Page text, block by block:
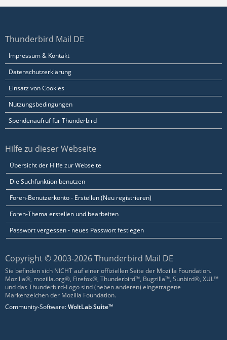
Thunderbird Mail DE
Impressum & Kontakt
Datenschutzerklärung
Einsatz von Cookies
Nutzungsbedingungen
Spendenaufruf für Thunderbird
Hilfe zu dieser Webseite
Übersicht der Hilfe zur Webseite
Die Suchfunktion benutzen
Foren-Benutzerkonto - Erstellen (Neu registrieren)
Foren-Thema erstellen und bearbeiten
Passwort vergessen - neues Passwort festlegen
Copyright © 2003-2026 Thunderbird Mail DE
Sie befinden sich NICHT auf einer offiziellen Seite der Mozilla Foundation.
Mozilla®, mozilla.org®, Firefox®, Thunderbird™, Bugzilla™, Sunbird®, XUL™
und das Thunderbird-Logo sind (neben anderen) eingetragene
Markenzeichen der Mozilla Foundation.
Community-Software:WoltLab Suite™